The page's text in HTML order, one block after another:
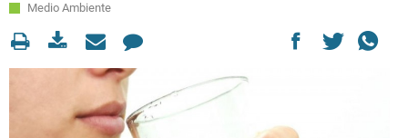
Medio Ambiente